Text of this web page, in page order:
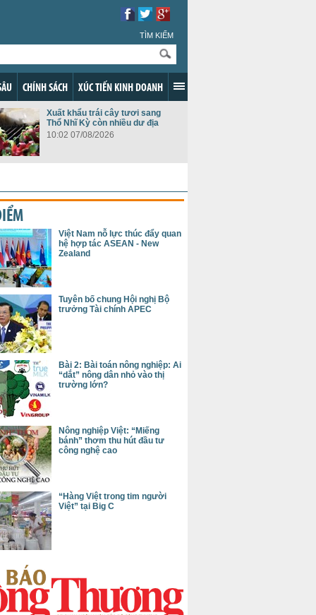
TÌM KIẾM
CHÍNH SÁCH XÚC TIẾN KINH DOANH
Xuất khẩu trái cây tươi sang
Thổ Nhĩ Kỳ còn nhiều dư địa
10:02 07/08/2026
Việt Nam nỗ lực thúc đẩy quan
hệ hợp tác ASEAN - New
Zealand
Tuyên bố chung Hội nghị Bộ
trưởng Tài chính APEC
Bài 2: Bài toán nông nghiệp: Ai
“dắt” nông dân nhỏ vào thị
trường lớn?
Nông nghiệp Việt: “Miếng
bánh” thơm thu hút đầu tư
công nghệ cao
“Hàng Việt trong tim người
Việt” tại Big C